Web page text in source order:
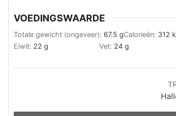
VOEDINGSWAARDE
Totale gewicht (ongeveer): 67.5 gCalorieën: 312
Eiwit: 22 g Vet: 24 g